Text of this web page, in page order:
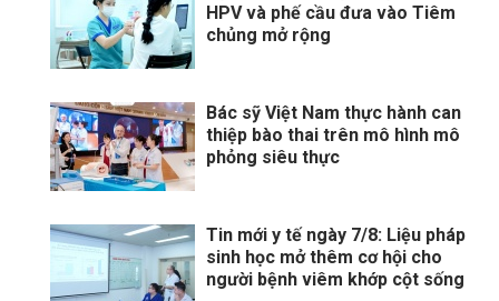
HPV và phế cầu đưa vào Tiêm
chủng mở rộng
Bác sỹ Việt Nam thực hành can
thiệp bào thai trên mô hình mô
phỏng siêu thực
Tin mới y tế ngày 7/8: Liệu pháp
sinh học mở thêm cơ hội cho
người bệnh viêm khớp cột sống